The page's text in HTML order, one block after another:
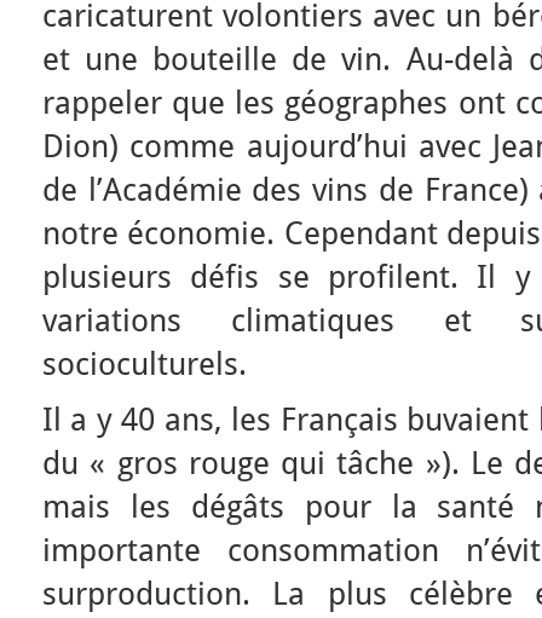
caricaturent volontiers avec un
et une bouteille de vin. Au-delà
rappeler que les géographes ont
Dion) comme aujourd’hui avec
de l’Académie des vins de
notre économie. Cependant
plusieurs défis se profilent. Il
variations climatiques et
socioculturels.
Il a y 40 ans, les Français
du « gros rouge qui tâche »). Le
mais les dégâts pour la santé
importante consommation
surproduction. La plus